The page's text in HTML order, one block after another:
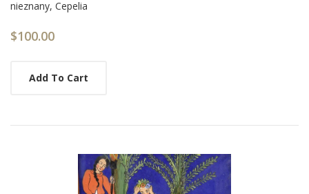
List
Article
nieznany, Cepelia
$100.00
Add To Cart